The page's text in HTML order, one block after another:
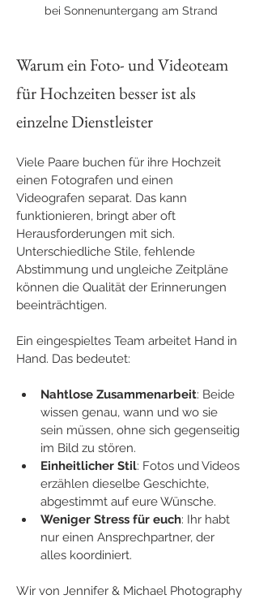
bei Sonnenuntergang am Strand
Warum ein Foto- und Videoteam
für Hochzeiten besser ist als
einzelne Dienstleister
Viele Paare buchen für ihre Hochzeit
einen Fotografen und einen
Videografen separat. Das kann
funktionieren, bringt aber oft
Herausforderungen mit sich.
Unterschiedliche Stile, fehlende
Abstimmung und ungleiche Zeitpläne
können die Qualität der Erinnerungen
beeinträchtigen.
Ein eingespieltes Team arbeitet Hand in
Hand. Das bedeutet:
Nahtlose Zusammenarbeit: Beide
wissen genau, wann und wo sie
sein müssen, ohne sich gegenseitig
im Bild zu stören.
Einheitlicher Stil: Fotos und Videos
erzählen dieselbe Geschichte,
abgestimmt auf eure Wünsche.
Weniger Stress für euch: Ihr habt
nur einen Ansprechpartner, der
alles koordiniert.
Wir von Jennifer & Michael Photography